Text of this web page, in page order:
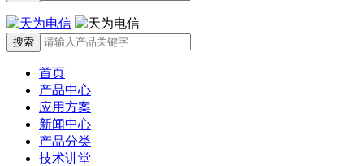
首页
产品中心
应用方案
新闻中心
产品分类
技术讲堂